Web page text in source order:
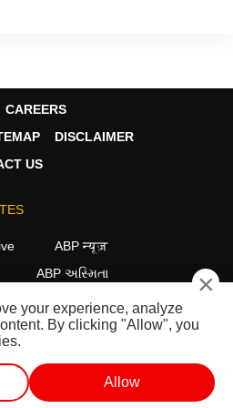
report I produce is driven by
CAREERS
DISCLAIMER
US
ABP न्यूज़
ABP અસ્મિતા
ABP நாடு ABP దేశం ×
your experience, analyze
By clicking "Allow", you
Allow